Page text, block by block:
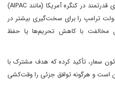
اسرائیل از طریق لابی‌های قدرتمند در کنگره آمریکا (مانند AIPAC)
ترامپ را برای سخت‌گیری بیشتر در
مخالفت با کاهش تحریم‌ها یا حفظ
سعار، تأکید کرده که هدف مشترک با
است و هرگونه توافق جزئی را وقت‌کشی